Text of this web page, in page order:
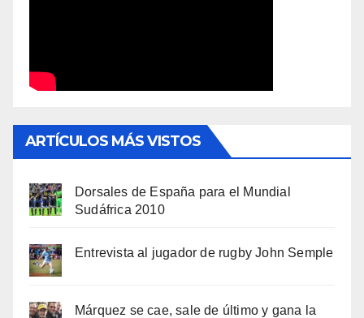
ARTÍCULOS MÁS VISTOS
Dorsales de España para el Mundial
Sudáfrica 2010
Entrevista al jugador de rugby John Semple
Márquez se cae, sale de último y gana la